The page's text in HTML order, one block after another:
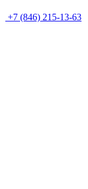
+7 (846) 215-13-63